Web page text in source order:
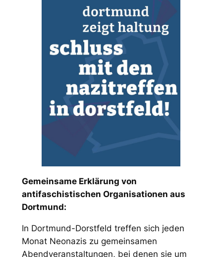
Gemeinsame Erklärung von
antifaschistischen Organisationen aus
Dortmund:
In Dortmund-Dorstfeld treffen sich jeden
Monat Neonazis zu gemeinsamen
Abendveranstaltungen, bei denen sie um